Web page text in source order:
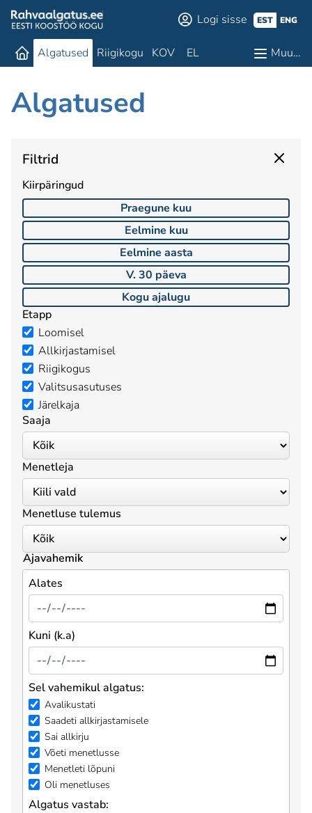
Logi sisse EST ENG
Algatused Riigikogu KOV EL Muu…
Algatused
Filtrid
Kiirpäringud
Praegune kuu
Eelmine kuu
Eelmine aasta
V. 30 päeva
Kogu ajalugu
Etapp
Loomisel
Allkirjastamisel
Riigikogus
Valitsusasutuses
Järelkaja
Saaja
Menetleja
Menetluse tulemus
Ajavahemik
Alates
Kuni (k.a)
Sel vahemikul algatus:
Avalikustati
Saadeti allkirjastamisele
Sai allkirju
Võeti menetlusse
Menetleti lõpuni
Oli menetluses
Algatus vastab: